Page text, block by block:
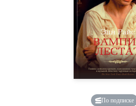
По подписке